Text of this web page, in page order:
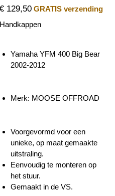
€ 129,50 GRATIS verzending
Handkappen
Yamaha YFM 400 Big Bear
2002-2012
Merk: MOOSE OFFROAD
Voorgevormd voor een
unieke, op maat gemaakte
uitstraling.
Eenvoudig te monteren op
het stuur.
Gemaakt in de VS.